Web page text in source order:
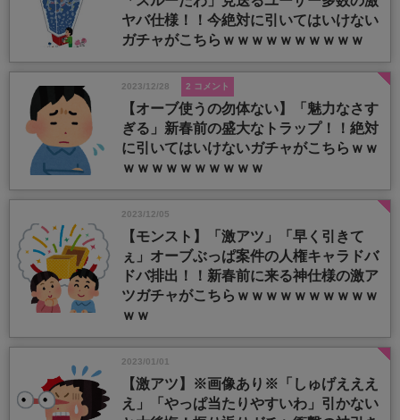
ヤバ仕様！！今絶対に引いてはいけない
ガチャがこちらｗｗｗｗｗｗｗｗｗｗ
2023/12/28 2 コメント
【オーブ使うの勿体ない】「魅力なさす
ぎる」新春前の盛大なトラップ！！絶対
に引いてはいけないガチャがこちらｗｗ
ｗｗｗｗｗｗｗｗｗｗ
2023/12/05
【モンスト】「激アツ」「早く引きて
ぇ」オーブぶっぱ案件の人権キャラドバ
ドバ排出！！新春前に来る神仕様の激ア
ツガチャがこちらｗｗｗｗｗｗｗｗｗｗ
ｗｗ
2023/01/01
【激アツ】※画像あり※「しゅげえええ
え」「やっぱ当たりやすいわ」引かない